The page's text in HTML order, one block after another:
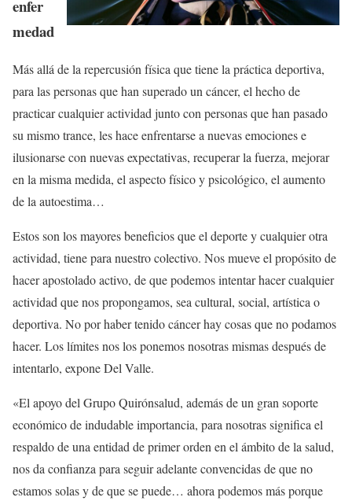
enfer
medad
Más allá de la repercusión física que tiene la práctica deportiva,
para las personas que han superado un cáncer, el hecho de
practicar cualquier actividad junto con personas que han pasado
su mismo trance, les hace enfrentarse a nuevas emociones e
ilusionarse con nuevas expectativas, recuperar la fuerza, mejorar
en la misma medida, el aspecto físico y psicológico, el aumento
de la autoestima…
Estos son los mayores beneficios que el deporte y cualquier otra
actividad, tiene para nuestro colectivo. Nos mueve el propósito de
hacer apostolado activo, de que podemos intentar hacer cualquier
actividad que nos propongamos, sea cultural, social, artística o
deportiva. No por haber tenido cáncer hay cosas que no podamos
hacer. Los límites nos los ponemos nosotras mismas después de
intentarlo, expone Del Valle.
«El apoyo del Grupo Quirónsalud, además de un gran soporte
económico de indudable importancia, para nosotras significa el
respaldo de una entidad de primer orden en el ámbito de la salud,
nos da confianza para seguir adelante convencidas de que no
estamos solas y de que se puede… ahora podemos más porque